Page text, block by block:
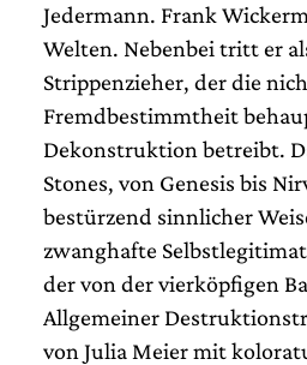
Jedermann. Frank
Welten. Nebenbei tritt er
Strippenzieher, der die
Fremdbestimmtheit
Dekonstruktion betreibt.
Stones, von Genesis bis
bestürzend sinnlicher
zwanghafte
der von der vierköpfigen
Allgemeiner
von Julia Meier mit